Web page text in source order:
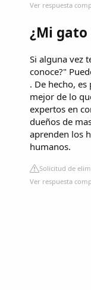
Ver respuesta
¿Mi gato
Si alguna vez
conoce?"
. De hecho,
mejor de lo
expertos en
dueños de
aprenden los
humanos.
Solicitud de
Ver respuesta